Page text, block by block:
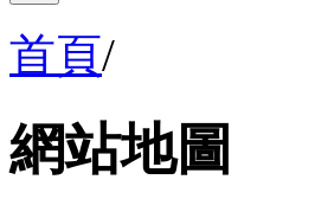
首頁/
網站地圖